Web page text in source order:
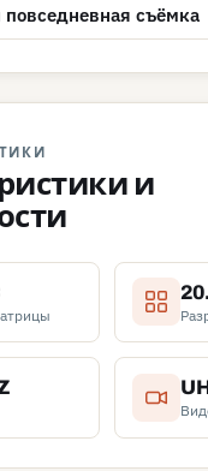
повседневная съёмка
и